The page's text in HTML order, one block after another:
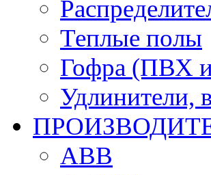
Теплые полы
Гофра (ПВХ
Удлинители,
ABB